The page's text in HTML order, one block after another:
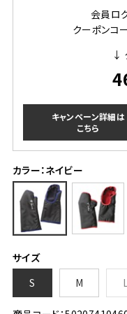
会員ロ
クーポンコ
↓
キャンペーン詳細は
こちら
カラー：ネイビー
サイズ
S
M